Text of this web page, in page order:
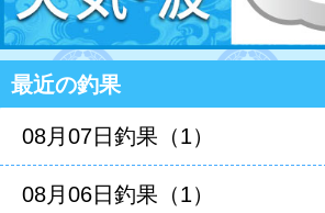
最近の釣果
08月07日釣果（1）
08月06日釣果（1）